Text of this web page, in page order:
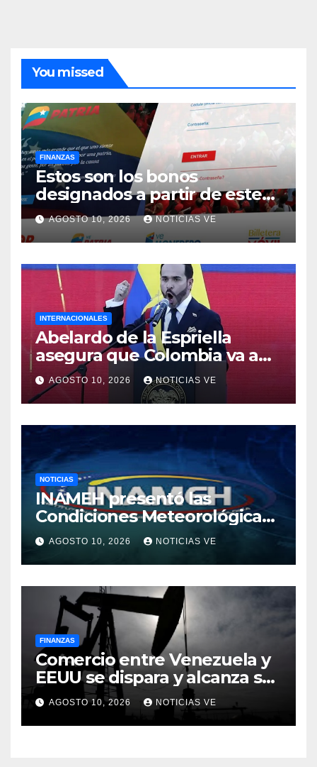
You missed
FINANZAS
Estos son los bonos
designados a partir de este
10 de agosto
AGOSTO 10, 2026 NOTICIAS VE
INTERNACIONALES
Abelardo de la Espriella
asegura que Colombia va a
apoyar la ‘democracia’ y la
‘libertad’ en Venezuela
AGOSTO 10, 2026 NOTICIAS VE
NOTICIAS
INAMEH presentó las
Condiciones Meteorológicas
para las próximas 24 horas,
de este lunes 10 de agosto
2026
AGOSTO 10, 2026 NOTICIAS VE
FINANZAS
Comercio entre Venezuela y
EEUU se dispara y alcanza su
mayor nivel para un primer
semestre desde 2015
AGOSTO 10, 2026 NOTICIAS VE